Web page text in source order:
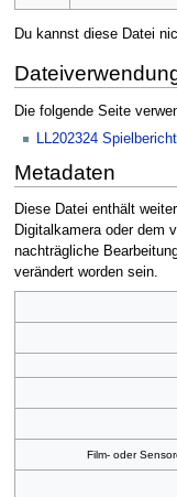
Du kannst diese Datei
Die folgende Seite
LL202324
Metadaten
Diese Datei enthält
Digitalkamera oder dem
nachträgliche
verändert worden sein.
Film- oder